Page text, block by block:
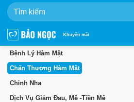
qua
dung
Khuyến mãi
Bệnh Lý Hàm Mặt
Chấn Thương Hàm Mặt
Chỉnh Nha
Dịch Vụ Giảm Đau, Mê -Tiền Mê